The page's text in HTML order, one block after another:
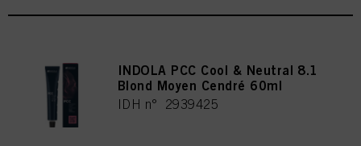
INDOLA PCC Cool & Neutral 8.1
Blond Moyen Cendré 60ml
IDH n° 2939425